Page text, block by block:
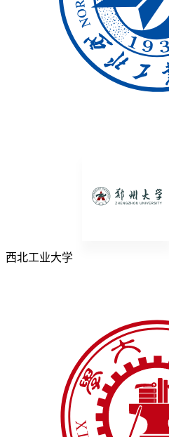
西北工业大学